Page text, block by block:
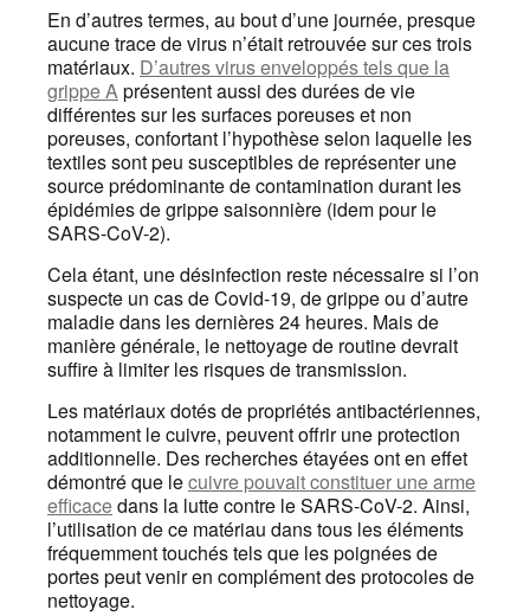
En d’autres termes, au bout d’une journée, presque
aucune trace de virus n’était retrouvée sur ces trois
matériaux. D’autres virus enveloppés tels que la
grippe Aprésentent aussi des durées de vie
différentes sur les surfaces poreuses et non
poreuses, confortant l’hypothèse selon laquelle les
textiles sont peu susceptibles de représenter une
source prédominante de contamination durant les
épidémies de grippe saisonnière (idem pour le
SARS-CoV-2).
Cela étant, une désinfection reste nécessaire si l’on
suspecte un cas de Covid-19, de grippe ou d’autre
maladie dans les dernières 24 heures. Mais de
manière générale, le nettoyage de routine devrait
suffire à limiter les risques de transmission.
Les matériaux dotés de propriétés antibactériennes,
notamment le cuivre, peuvent offrir une protection
additionnelle. Des recherches étayées ont en effet
démontré que lecuivre pouvait constituer une arme
efficacedans la lutte contre le SARS-CoV-2. Ainsi,
l’utilisation de ce matériau dans tous les éléments
fréquemment touchés tels que les poignées de
portes peut venir en complément des protocoles de
nettoyage.